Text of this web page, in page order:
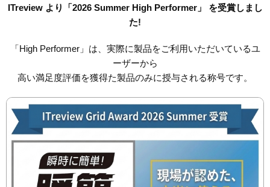
ITreview より「2026 Summer High Performer」 を受賞しまし
た!
「High Performer」は、実際に製品をご利用いただいているユ
ーザーから
高い満足度評価を獲得た製品のみに授与される称号です。